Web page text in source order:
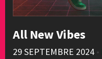
All New Vibes
29 SEPTEMBRE 2024 •